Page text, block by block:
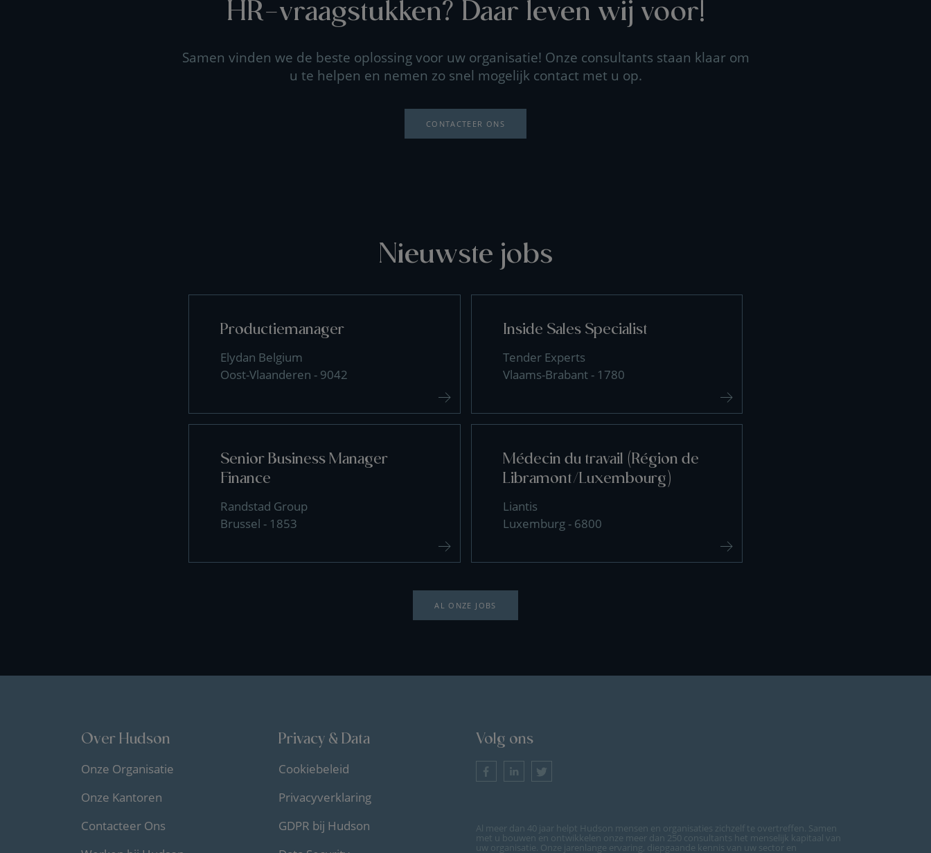
HR-vraagstukken? Daar leven wij voor!
Samen vinden we de beste oplossing voor uw organisatie! Onze consultants staan klaar om
u te helpen en nemen zo snel mogelijk contact met u op.
CONTACTEER ONS
Nieuwste jobs
Productiemanager
Elydan Belgium
Oost-Vlaanderen - 9042
Inside Sales Specialist
Tender Experts
Vlaams-Brabant - 1780
Senior Business Manager
Finance
Randstad Group
Brussel - 1853
Médecin du travail (Région de
Libramont/Luxembourg)
Liantis
Luxemburg - 6800
AL ONZE JOBS
Over Hudson
Onze Organisatie
Onze Kantoren
Contacteer Ons
Privacy & Data
Cookiebeleid
Privacyverklaring
GDPR bij Hudson
Volg ons
Al meer dan 40 jaar helpt Hudson mensen en organisaties zichzelf te overtreffen. Samen
met u bouwen en ontwikkelen onze meer dan 250 consultants het menselijk kapitaal van
uw organisatie. Onze jarenlange ervaring, diepgaande kennis van uw sector en